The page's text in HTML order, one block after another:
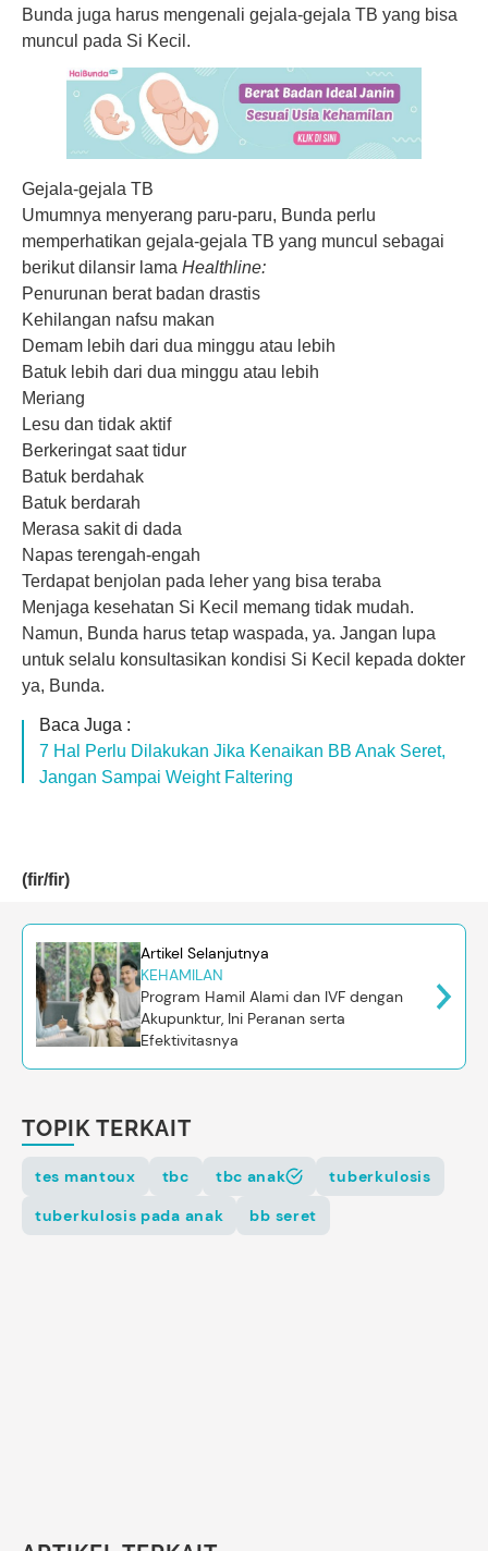
Bunda juga harus mengenali gejala-gejala TB yang bisa
muncul pada Si Kecil.
Gejala-gejala TB
Umumnya menyerang paru-paru, Bunda perlu
memperhatikan gejala-gejala TB yang muncul sebagai
berikut dilansir lama Healthline:
Penurunan berat badan drastis
Kehilangan nafsu makan
Demam lebih dari dua minggu atau lebih
Batuk lebih dari dua minggu atau lebih
Meriang
Lesu dan tidak aktif
Berkeringat saat tidur
Batuk berdahak
Batuk berdarah
Merasa sakit di dada
Napas terengah-engah
Terdapat benjolan pada leher yang bisa teraba
Menjaga kesehatan Si Kecil memang tidak mudah.
Namun, Bunda harus tetap waspada, ya. Jangan lupa
untuk selalu konsultasikan kondisi Si Kecil kepada dokter
ya, Bunda.
Baca Juga :
7 Hal Perlu Dilakukan Jika Kenaikan BB Anak Seret,
Jangan Sampai Weight Faltering
(fir/fir)
Artikel Selanjutnya
KEHAMILAN
Program Hamil Alami dan IVF dengan
Akupunktur, Ini Peranan serta
Efektivitasnya
TOPIK TERKAIT
tes mantoux tbc tbc anak
tuberkulosis
tuberkulosis pada anak
bb seret